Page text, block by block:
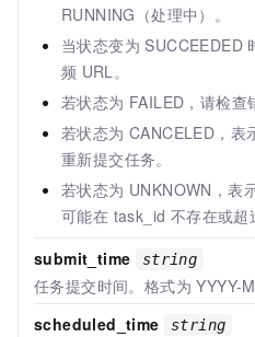
RUNNING（处理中）。
当状态变为 SUCCEEDED
频 URL。
若状态为 FAILED，请检查
若状态为 CANCELED，表
重新提交任务。
若状态为 UNKNOWN，表
可能在 task_id 不存在或超
submit_time
string
任务提交时间。格式为 YYYY-
scheduled_time
string